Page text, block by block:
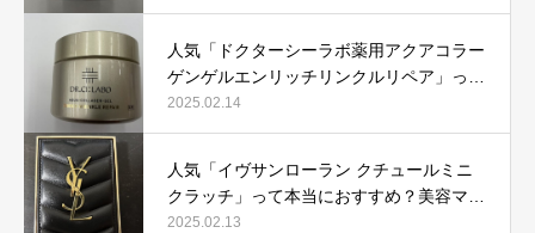
人気「ドクターシーラボ薬用アクアコラー
ゲンゲルエンリッチリンクルリペア」って
本当におすすめ？美容マニアが実際使用し
て口コミを検証
2025.02.14
人気「イヴサンローラン クチュールミニ
クラッチ」って本当におすすめ？美容マニ
アが実際使用して口コミを検証！
2025.02.13